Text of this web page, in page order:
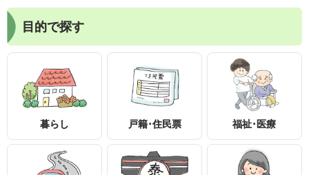
目的で探す
暮らし 戸籍･住民票 福祉･医療
〒399-1895